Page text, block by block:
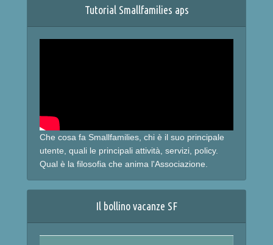
Tutorial Smallfamilies aps
Che cosa fa Smallfamilies, chi è il suo principale
utente, quali le principali attività, servizi, policy.
Qual è la filosofia che anima l'Associazione.
Il bollino vacanze SF